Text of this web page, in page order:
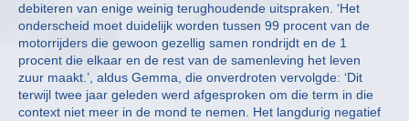
debiteren van enige weinig terughoudende uitspraken. ‘Het
onderscheid moet duidelijk worden tussen 99 procent van de
motorrijders die gewoon gezellig samen rondrijdt en de 1
procent die elkaar en de rest van de samenleving het leven
zuur maakt.’, aldus Gemma, die onverdroten vervolgde: ‘Dit
terwijl twee jaar geleden werd afgesproken om die term in die
context niet meer in de mond te nemen. Het langdurig negatief